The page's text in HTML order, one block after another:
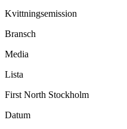
Kvittningsemission
Bransch
Media
Lista
First North Stockholm
Datum